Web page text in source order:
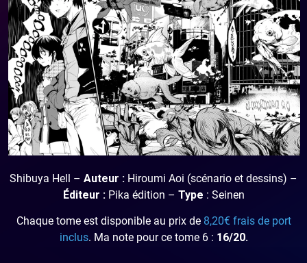
Shibuya Hell – Auteur : Hiroumi Aoi (scénario et dessins) –
Éditeur : Pika édition – Type : Seinen
Chaque tome est disponible au prix de 8,20€ frais de port
inclus. Ma note pour ce tome 6 : 16/20.